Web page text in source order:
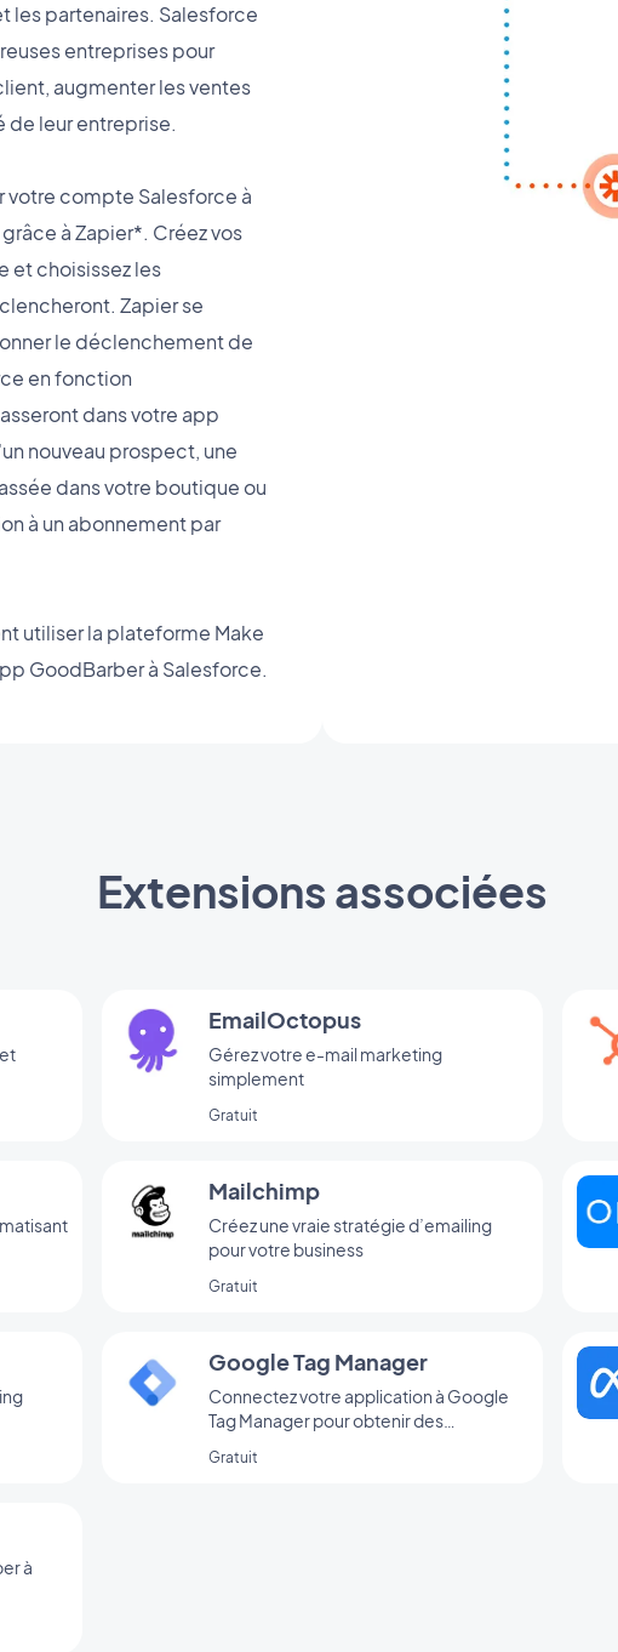
les partenaires. Salesforce
entreprises pour
augmenter les ventes
leur entreprise.
votre compte Salesforce à
à Zapier*. Créez vos
et choisissez les
Zapier se
le déclenchement de
en fonction
dans votre app
nouveau prospect, une
dans votre boutique ou
à un abonnement par
utiliser la plateforme Make
GoodBarber à Salesforce.
Extensions associées
EmailOctopus
Gérez votre e-mail marketing
simplement
Gratuit
Mailchimp
Créez une vraie stratégie d’emailing
pour votre business
Gratuit
Google Tag Manager
Connectez votre application à Google
Tag Manager pour obtenir des
complémentaires
Gratuit
à